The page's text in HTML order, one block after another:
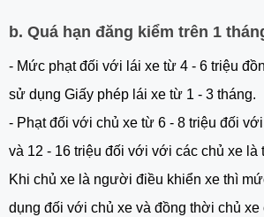
b. Quá hạn đăng kiểm trên 1
- Mức phạt đối với lái xe từ 4 - 6 triệu
sử dụng Giấy phép lái xe từ 1 - 3 tháng.
- Phạt đối với chủ xe từ 6 - 8 triệu đối
và 12 - 16 triệu đối với với các chủ xe là
Khi chủ xe là người điều khiển xe thì
dụng đối với chủ xe và đồng thời chủ